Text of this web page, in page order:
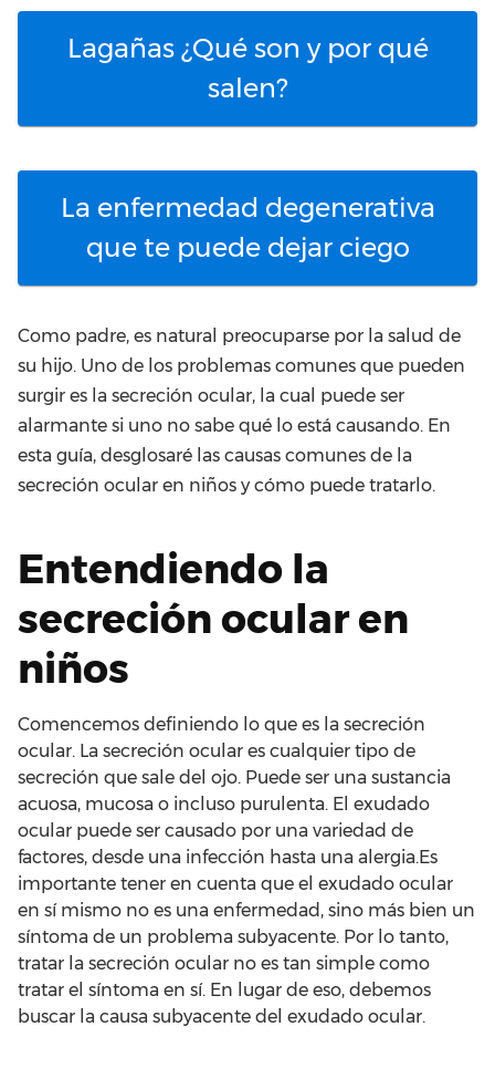
Lagañas ¿Qué son y por qué
salen?
La enfermedad degenerativa
que te puede dejar ciego
Como padre, es natural preocuparse por la salud de
su hijo. Uno de los problemas comunes que pueden
surgir es la secreción ocular, la cual puede ser
alarmante si uno no sabe qué lo está causando. En
esta guía, desglosaré las causas comunes de la
secreción ocular en niños y cómo puede tratarlo.
Entendiendo la
secreción ocular en
niños
Comencemos definiendo lo que es la secreción
ocular. La secreción ocular es cualquier tipo de
secreción que sale del ojo. Puede ser una sustancia
acuosa, mucosa o incluso purulenta. El exudado
ocular puede ser causado por una variedad de
factores, desde una infección hasta una alergia.Es
importante tener en cuenta que el exudado ocular
en sí mismo no es una enfermedad, sino más bien un
síntoma de un problema subyacente. Por lo tanto,
tratar la secreción ocular no es tan simple como
tratar el síntoma en sí. En lugar de eso, debemos
buscar la causa subyacente del exudado ocular.